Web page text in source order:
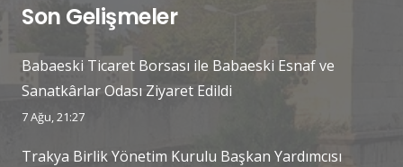
Son Gelişmeler
Babaeski Ticaret Borsası ile Babaeski Esnaf ve
Sanatkârlar Odası Ziyaret Edildi
7 Ağu, 21:27
Trakya Birlik Yönetim Kurulu Başkan Yardımcısı